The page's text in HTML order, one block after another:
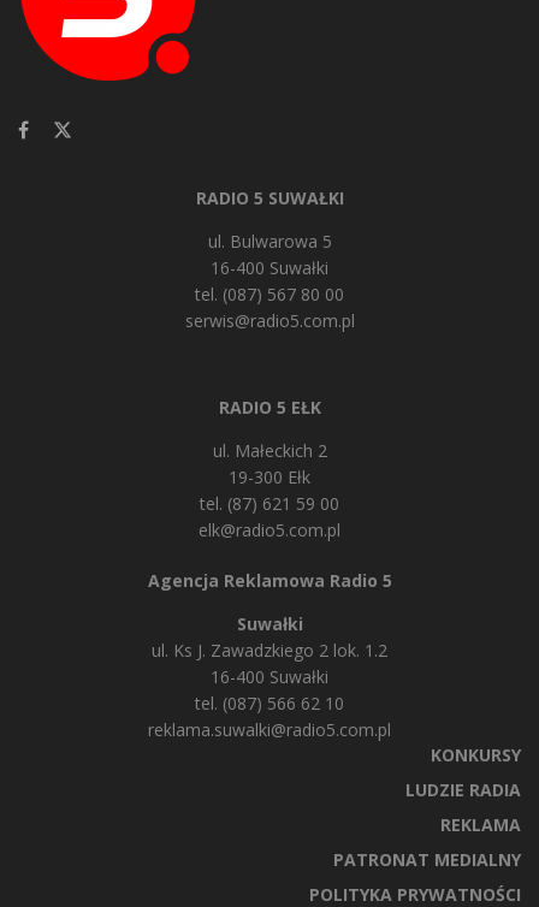
RADIO 5 SUWAŁKI
ul. Bulwarowa 5
16-400 Suwałki
tel. (087) 567 80 00
serwis@radio5.com.pl
RADIO 5 EŁK
ul. Małeckich 2
19-300 Ełk
tel. (87) 621 59 00
elk@radio5.com.pl
Agencja Reklamowa Radio 5
Suwałki
ul. Ks J. Zawadzkiego 2 lok. 1.2
16-400 Suwałki
tel. (087) 566 62 10
reklama.suwalki@radio5.com.pl
KONKURSY
LUDZIE RADIA
REKLAMA
PATRONAT MEDIALNY
POLITYKA PRYWATNOŚCI